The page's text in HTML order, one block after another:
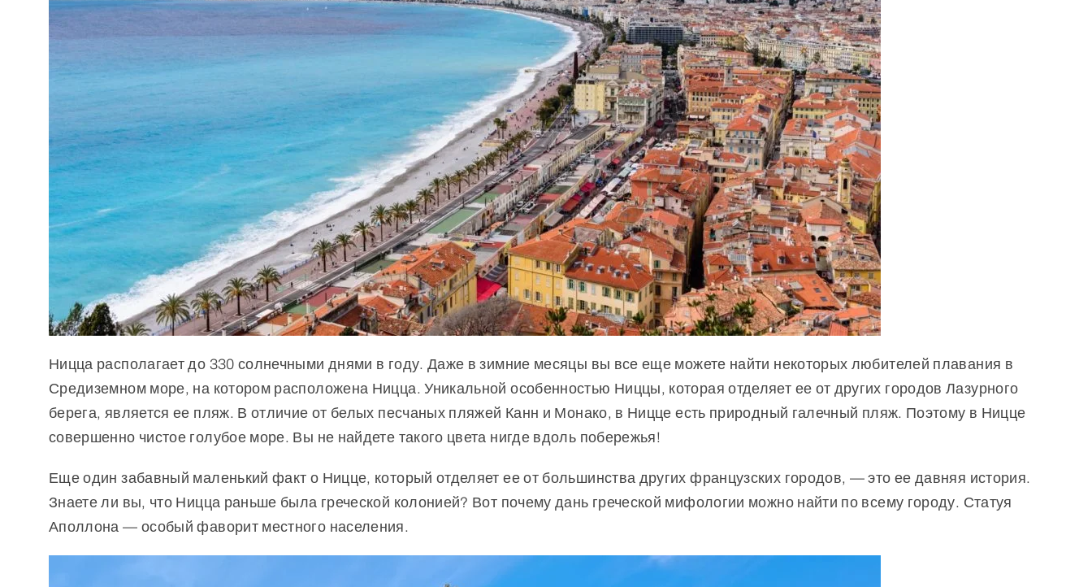
Ницца располагает до 330 солнечными днями в году. Даже в зимние месяцы вы все еще можете найти некоторых любителей плавания в
Средиземном море, на котором расположена Ницца. Уникальной особенностью Ниццы, которая отделяет ее от других городов Лазурного
берега, является ее пляж. В отличие от белых песчаных пляжей Канн и Монако, в Ницце есть природный галечный пляж. Поэтому в Ницце
совершенно чистое голубое море. Вы не найдете такого цвета нигде вдоль побережья!
Еще один забавный маленький факт о Ницце, который отделяет ее от большинства других французских городов, — это ее давняя история.
Знаете ли вы, что Ницца раньше была греческой колонией? Вот почему дань греческой мифологии можно найти по всему городу. Статуя
Аполлона — особый фаворит местного населения.